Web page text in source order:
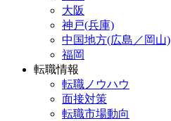
大阪
神戸(兵庫)
中国地方(広島／岡山)
福岡
転職情報
転職ノウハウ
面接対策
転職市場動向